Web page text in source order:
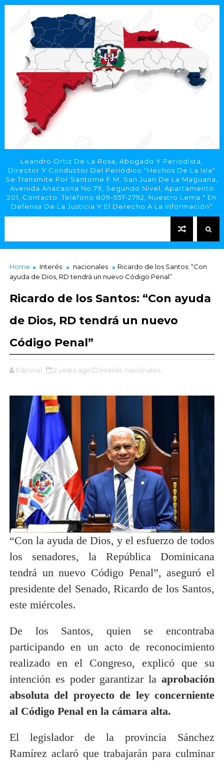
Leandro Ortiz De La Rosa, Abogado Y Periodista,
Director Y Conductor Del Periódico "Hechos De La Isla"
Se Transmite Por Santome F.M. San Juan De La Maguana,
Avenida Anacaona No.79, Segundo Nivel, Apartamento
201, Contacto: Teléfono 809-557-2792, Nuestro Lema " En
Defensa De La Justicia Y El Derecho A La Información"
Home Interés nacionales
Ricardo de los Santos: “Con
ayuda de Dios, RD tendrá un nuevo Código Penal”
Ricardo de los Santos: “Con ayuda
de Dios, RD tendrá un nuevo
Código Penal”
Editorial 2 years ago Interés, nacionales,
“Con la ayuda de Dios, y el esfuerzo de todos
los senadores, la República Dominicana
tendrá un nuevo Código Penal”, aseguró el
presidente del Senado, Ricardo de los Santos,
este miércoles.
De los Santos, quien se encontraba
participando en un acto de reconocimiento
realizado en el Congreso, explicó que su
intención es poder garantizar laaprobación
absoluta del proyecto de ley concerniente
al Código Penal en la cámara alta.
El legislador de la provincia Sánchez
Ramírez aclaró que trabajarán para culminar